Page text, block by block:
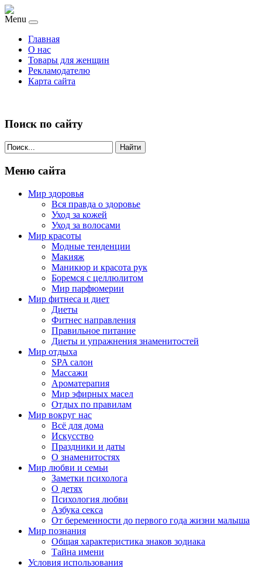
Menu
Главная
О нас
Товары для женщин
Рекламодателю
Карта сайта
Поиск по сайту
Найти
Меню сайта
Мир здоровья
Вся правда о здоровье
Уход за кожей
Уход за волосами
Мир красоты
Модные тенденции
Макияж
Маникюр и красота рук
Боремся с целлюлитом
Мир парфюмерии
Мир фитнеса и диет
Диеты
Фитнес направления
Правильное питание
Диеты и упражнения знаменитостей
Мир отдыха
SPA салон
Массажи
Ароматерапия
Мир эфирных масел
Отдых по правилам
Мир вокруг нас
Всё для дома
Искусство
Праздники и даты
О знаменитостях
Мир любви и семьи
Заметки психолога
О детях
Психология любви
Азбука секса
От беременности до первого года жизни малыша
Мир познания
Общая характеристика знаков зодиака
Тайна имени
Условия использования